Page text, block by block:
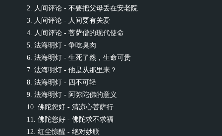
2. 人间评论 - 不要把父母丢在安老院
3. 人间评论 - 人间要有关爱
4. 人间评论 - 菩萨僧的现代使命
5. 法海明灯 - 争吃臭肉
6. 法海明灯 - 生死了然，生命可贵
7. 法海明灯 - 他是从那里来？
8. 法海明灯 - 四不可轻
9. 法海明灯 - 阿弥陀佛的意义
10. 佛陀您好 - 清凉心菩萨行
11. 佛陀您好 - 佛陀求不求福
12. 红尘惊醒 - 绝对妙联